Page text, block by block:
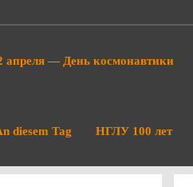
апреля — День космонавтики
diesem Tag НГЛУ 100 лет